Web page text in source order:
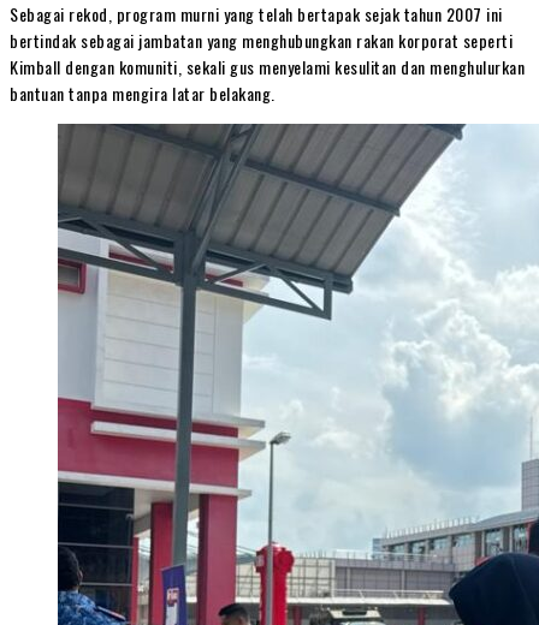
Sebagai rekod, program murni yang telah bertapak sejak tahun 2007 ini
bertindak sebagai jambatan yang menghubungkan rakan korporat seperti
Kimball dengan komuniti, sekali gus menyelami kesulitan dan menghulurkan
bantuan tanpa mengira latar belakang.